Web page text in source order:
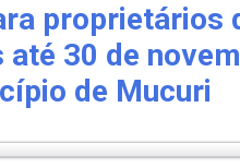
proprietários
30 de
de Mucuri